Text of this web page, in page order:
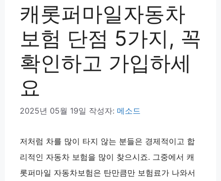
캐롯퍼마일자동차
보험 단점 5가지, 꼭
확인하고 가입하세
요
2025년 05월 19일 작성자: 메소드
저처럼 차를 많이 타지 않는 분들은 경제적이고 합
리적인 자동차 보험을 많이 찾으시죠. 그중에서 캐
롯퍼마일 자동차보험은 탄만큼만 보험료가 나와서